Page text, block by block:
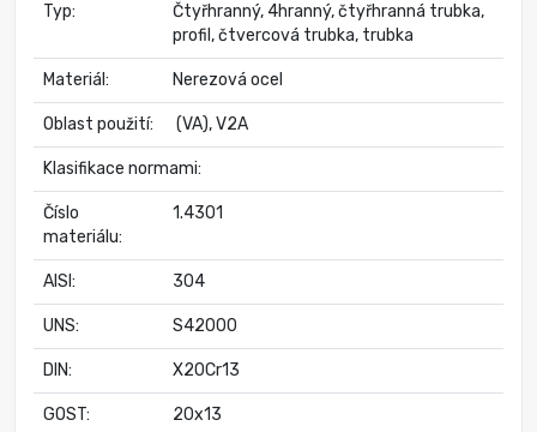
Typ:
Čtyřhranný, 4hranný, čtyřhranná trubka,
profil, čtvercová trubka, trubka
Materiál: Nerezová ocel
Oblast použití: (VA), V2A
Klasifikace normami:
Číslo
materiálu:
1.4301
AISI: 304
UNS: S42000
DIN: X20Cr13
GOST: 20x13